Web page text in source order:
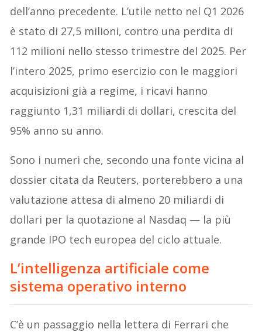
dell’anno precedente. L’utile netto nel Q1 2026
è stato di 27,5 milioni, contro una perdita di
112 milioni nello stesso trimestre del 2025. Per
l’intero 2025, primo esercizio con le maggiori
acquisizioni già a regime, i ricavi hanno
raggiunto 1,31 miliardi di dollari, crescita del
95% anno su anno.
Sono i numeri che, secondo una fonte vicina al
dossier citata da Reuters, porterebbero a una
valutazione attesa di almeno 20 miliardi di
dollari per la quotazione al Nasdaq — la più
grande IPO tech europea del ciclo attuale.
L’intelligenza artificiale come
sistema operativo interno
C’è un passaggio nella lettera di Ferrari che